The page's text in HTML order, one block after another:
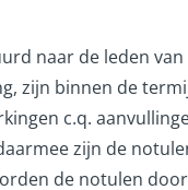
naar de leden
zijn binnen de
c.q.
zijn de
de notulen